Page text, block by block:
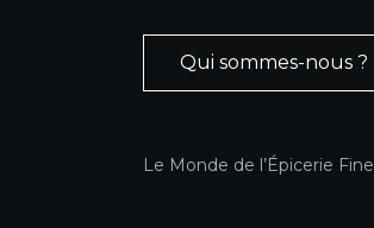
Qui sommes-nous ?
Le Monde de l’Épicerie